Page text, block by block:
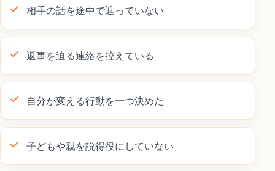
相手の話を途中で遮っていない
返事を迫る連絡を控えている
自分が変える行動を一つ決めた
子どもや親を説得役にしていない